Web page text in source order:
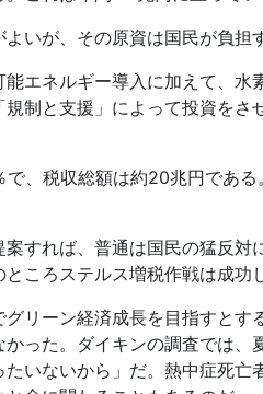
いが、その原資は国民が負担
エネルギー導入に加えて、
制と支援」によって投資を
で、税収総額は約20兆円である
案すれば、普通は国民の猛反
ころステルス増税作戦は成功
リーン経済成長を目指すと
った。ダイキンの調査では、
いないから」だ。熱中症死亡